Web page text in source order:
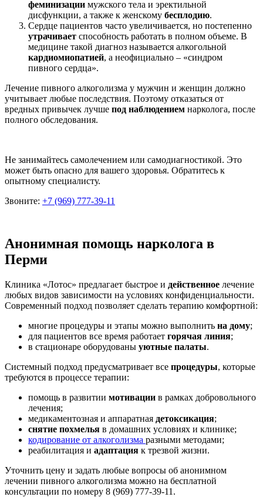
феминизации мужского тела и эректильной
дисфункции, а также к женскому бесплодию.
Сердце пациентов часто увеличивается, но постепенно
утрачивает способность работать в полном объеме. В
медицине такой диагноз называется алкогольной
кардиомиопатией, а неофициально – «синдром
пивного сердца».
Лечение пивного алкоголизма у мужчин и женщин должно
учитывает любые последствия. Поэтому отказаться от
вредных привычек лучше под наблюдением нарколога, после
полного обследования.
Не занимайтесь самолечением или самодиагностикой. Это
может быть опасно для вашего здоровья. Обратитесь к
опытному специалисту.
Звоните: +7 (969) 777-39-11
Анонимная помощь нарколога в
Перми
Клиника «Лотос» предлагает быстрое и действенное лечение
любых видов зависимости на условиях конфиденциальности.
Современный подход позволяет сделать терапию комфортной:
многие процедуры и этапы можно выполнить на дому;
для пациентов все время работает горячая линия;
в стационаре оборудованы уютные палаты.
Системный подход предусматривает все процедуры, которые
требуются в процессе терапии:
помощь в развитии мотивации в рамках добровольного
лечения;
медикаментозная и аппаратная детоксикация;
снятие похмелья в домашних условиях и клинике;
кодирование от алкоголизма разными методами;
реабилитация и адаптация к трезвой жизни.
Уточнить цену и задать любые вопросы об анонимном
лечении пивного алкоголизма можно на бесплатной
консультации по номеру 8 (969) 777-39-11.